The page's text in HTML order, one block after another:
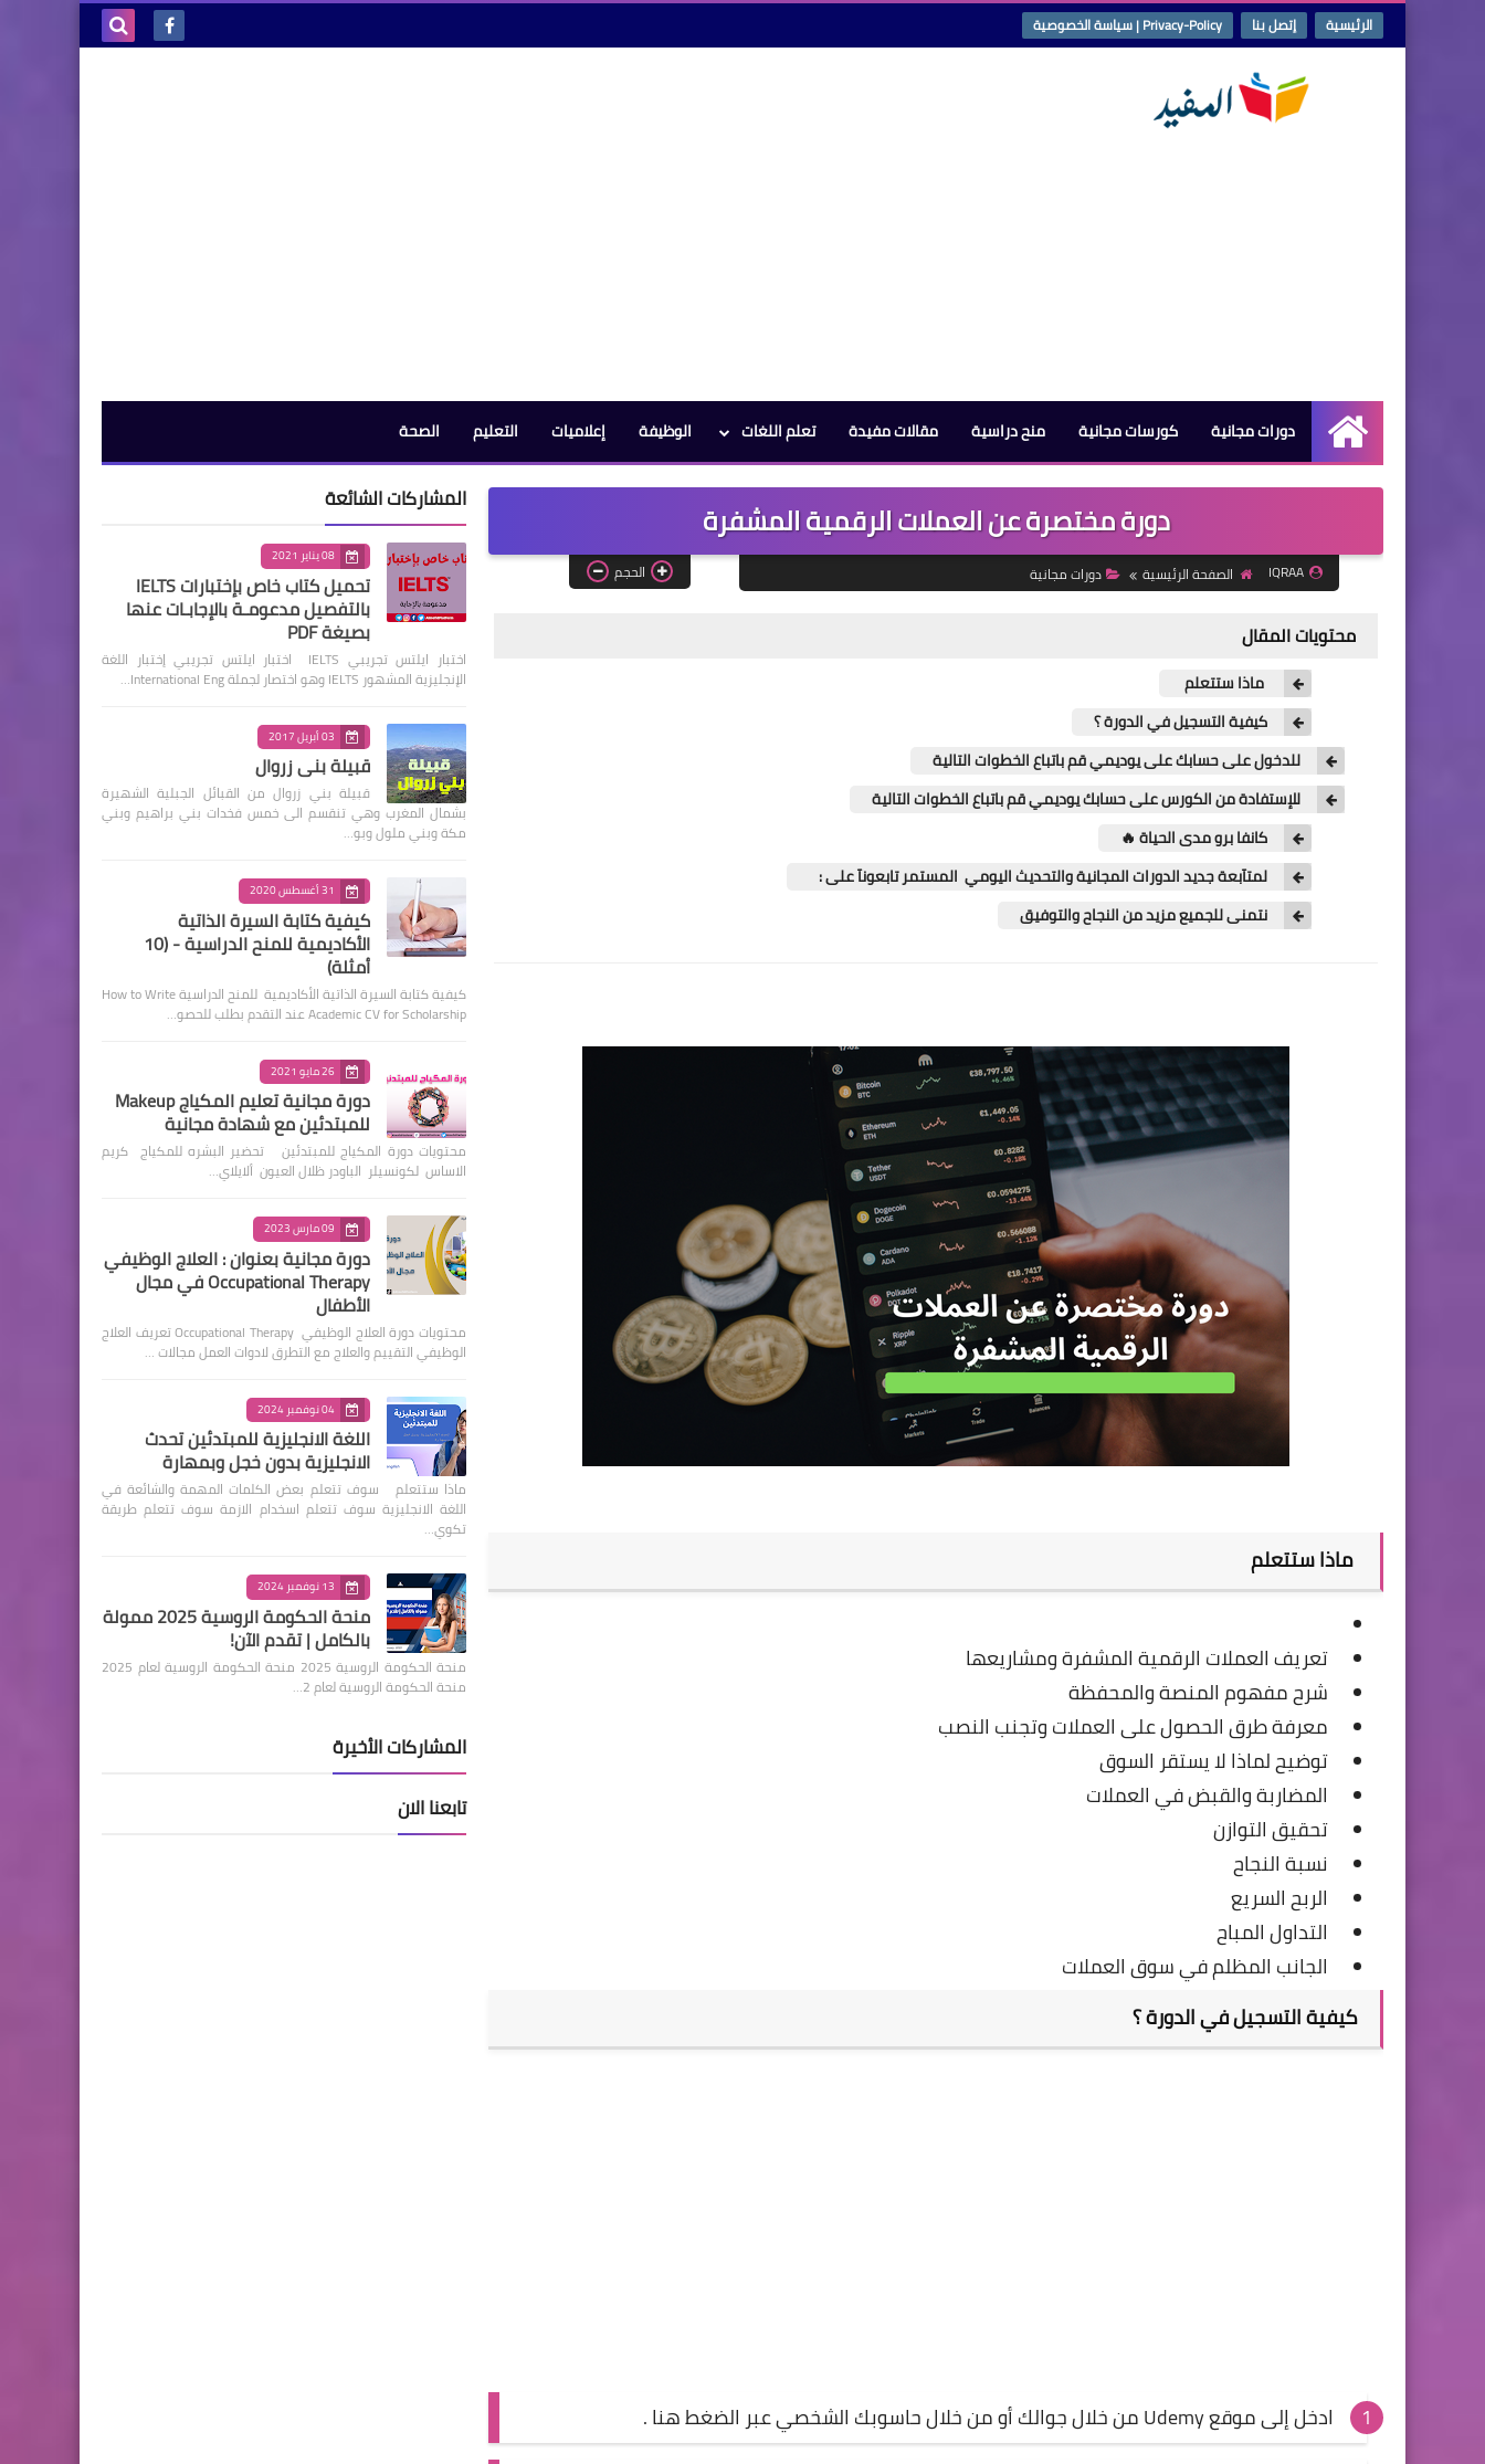
الرئيسية إتصل بنا Privacy-Policy | سياسة الخصوصية
الرئيسية
دورات مجانية كورسات مجانية منح دراسية مقالات مفيدة تعلم اللغات الوظيفة إعلاميات التعليم الصحة
دورة مختصرة عن العملات الرقمية المشفرة
IQRAA الصفحة الرئيسية دورات مجانية الحجم
محتويات المقال
ماذا ستتعلم
كيفية التسجيل في الدورة ؟
للدخول على حسابك على يوديمي قم باتباع الخطوات التالية
للإستفادة من الكورس على حسابك يوديمي قم باتباع الخطوات التالية
كانفا برو مدى الحياة 🔥
لمتآبعة جديد الدورات المجانية والتحديث اليومي المستمر تابعونآ على :
نتمنى للجميع مزيد من النجاح والتوفيق
ماذا ستتعلم
تعريف العملات الرقمية المشفرة ومشاريعها
شرح مفهوم المنصة والمحفظة
معرفة طرق الحصول على العملات وتجنب النصب
توضيح لماذا لا يستقر السوق
المضاربة والقبض في العملات
تحقيق التوازن
نسبة النجاح
الربح السريع
التداول المباح
الجانب المظلم في سوق العملات
كيفية التسجيل في الدورة ؟
ادخل إلىموقع Udemy من خلال جوالك أو من خلال حاسوبك الشخصي عبر الضغطهنا.
المشاركات الشائعة
08 يناير 2021
تحميل كتاب خاص بإختبارات IELTS
بالتفصيل مدعومـة بالإجابـات عنها
بصيغة PDF
اختبار ايلتس تجريبي IELTS اختبار ايلتس تجريبي إختبار اللغة
الإنجليزية المشهور IELTS وهو اختصار لجملة International Eng…
03 أبريل 2017
قبيلة بني زروال
قبيلة بني زروال من القبائل الجبلية الشهيرة
بشمال المغرب وهي تنقسم الى خمس فخدات بني براهيم وبني
مكة وبني ملول وبو…
31 أغسطس 2020
كيفية كتابة السيرة الذاتية
الأكاديمية للمنح الدراسية - (10
أمثلة)
كيفية كتابة السيرة الذاتية الأكاديمية للمنح الدراسية How to Write
Academic CV for Scholarship عند التقدم بطلب للحصو…
26 مايو 2021
دورة مجانية تعليم المكياج Makeup
للمبتدئين مع شهادة مجانية
محتويات دورة المكياج للمبتدئين تحضير البشره للمكياج كريم
الاساس لكونسيلر الباودر ظلال العيون ألايلاي…
09 مارس 2023
دورة مجانية بعنوان : العلاج الوظيفي
Occupational Therapy في مجال
الأطفال
محتويات دورة العلاج الوظيفي Occupational Therapy تعريف العلاج
الوظيفي التقييم والعلاج مع التطرق لادوات العمل مجالات …
04 نوفمبر 2024
اللغة الانجليزية للمبتدئين تحدث
الانجليزية بدون خجل وبمهارة
ماذا ستتعلم سوف تتعلم بعض الكلمات المهمة والشائعة في
اللغة الانجليزية سوف تتعلم اسخدام الازمة سوف تتعلم طريقة
تكوي…
13 نوفمبر 2024
منحة الحكومة الروسية 2025 ممولة
بالكامل | تقدم الآن!
منحة الحكومة الروسية 2025 منحة الحكومة الروسية لعام 2025
منحة الحكومة الروسية لعام 2…
المشاركات الأخيرة
تابعنا الان